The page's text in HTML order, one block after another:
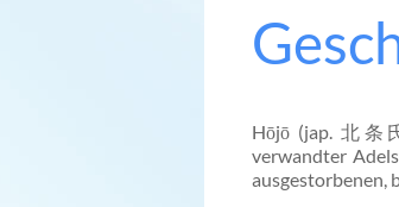
Hōjō (jap. 北条
verwandter
ausgestorbenen,